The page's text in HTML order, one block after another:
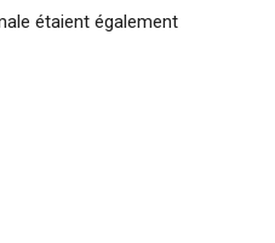
étaient également